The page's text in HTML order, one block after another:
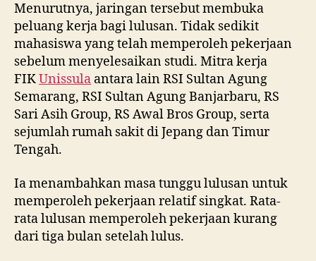
Menurutnya, jaringan tersebut membuka
peluang kerja bagi lulusan. Tidak sedikit
mahasiswa yang telah memperoleh pekerjaan
sebelum menyelesaikan studi. Mitra kerja
FIKUnissula antara lain RSI Sultan Agung
Semarang, RSI Sultan Agung Banjarbaru, RS
Sari Asih Group, RS Awal Bros Group, serta
sejumlah rumah sakit di Jepang dan Timur
Tengah.
Ia menambahkan masa tunggu lulusan untuk
memperoleh pekerjaan relatif singkat. Rata-
rata lulusan memperoleh pekerjaan kurang
dari tiga bulan setelah lulus.